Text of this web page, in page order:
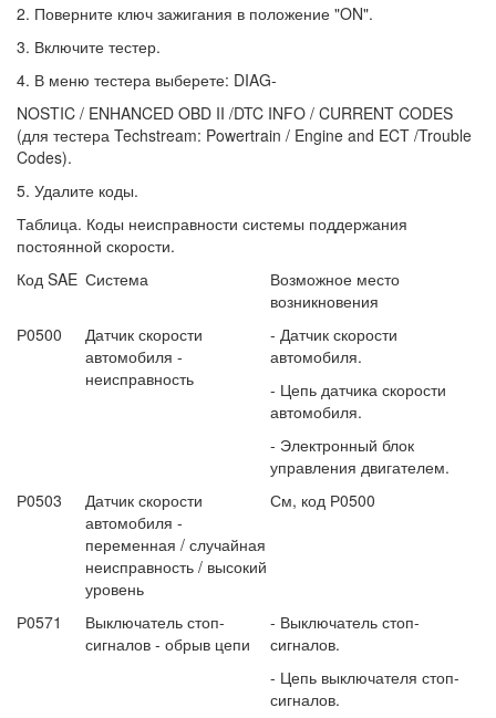
2. Поверните ключ зажигания в положение "ON".
3. Включите тестер.
4. В меню тестера выберете: DIAG-
NOSTIC / ENHANCED OBD II /DTC INFO / CURRENT CODES
(для тестера Techstream: Powertrain / Engine and ECT /Trouble
Codes).
5. Удалите коды.
Таблица. Коды неисправности системы поддержания
постоянной скорости.
Код SAE Система
Возможное место
возникновения
Р0500
Датчик скорости
автомобиля -
неисправность
- Датчик скорости
автомобиля.
- Цепь датчика скорости
автомобиля.
- Электронный блок
управления двигателем.
Р0503
Датчик скорости
автомобиля -
переменная / случайная
неис­правность / высокий
уровень
См, код Р0500
Р0571
Выключатель стоп-
сигналов - обрыв цепи
- Выключатель стоп-
сигналов.
- Цепь выключателя стоп-
сигналов.